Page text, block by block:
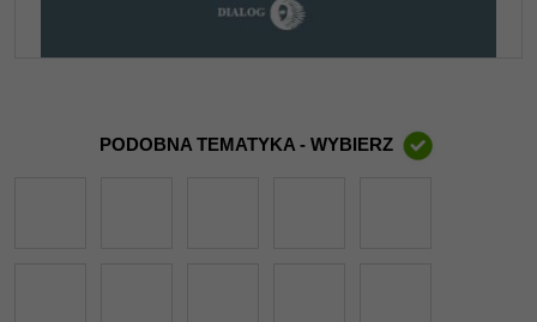
PODOBNA TEMATYKA - WYBIERZ